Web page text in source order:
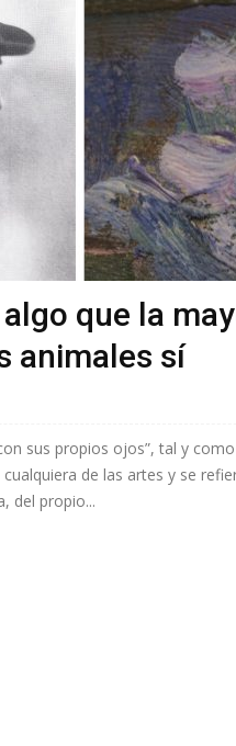
que la
animales sí
sus propios ojos”, tal y
de las artes y se
del propio...